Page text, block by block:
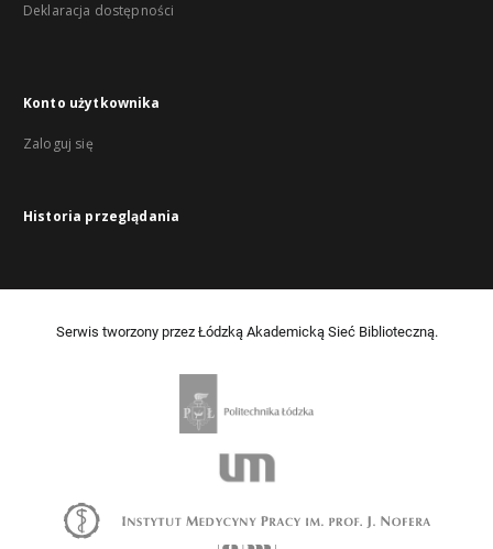
Deklaracja dostępności
Konto użytkownika
Zaloguj się
Historia przeglądania
Serwis tworzony przez Łódzką Akademicką Sieć Biblioteczną.